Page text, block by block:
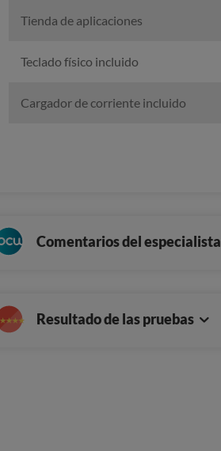
Tienda de aplicaciones
Teclado físico incluido
Cargador de corriente incluido
Comentarios del especialista
Resultado de las pruebas